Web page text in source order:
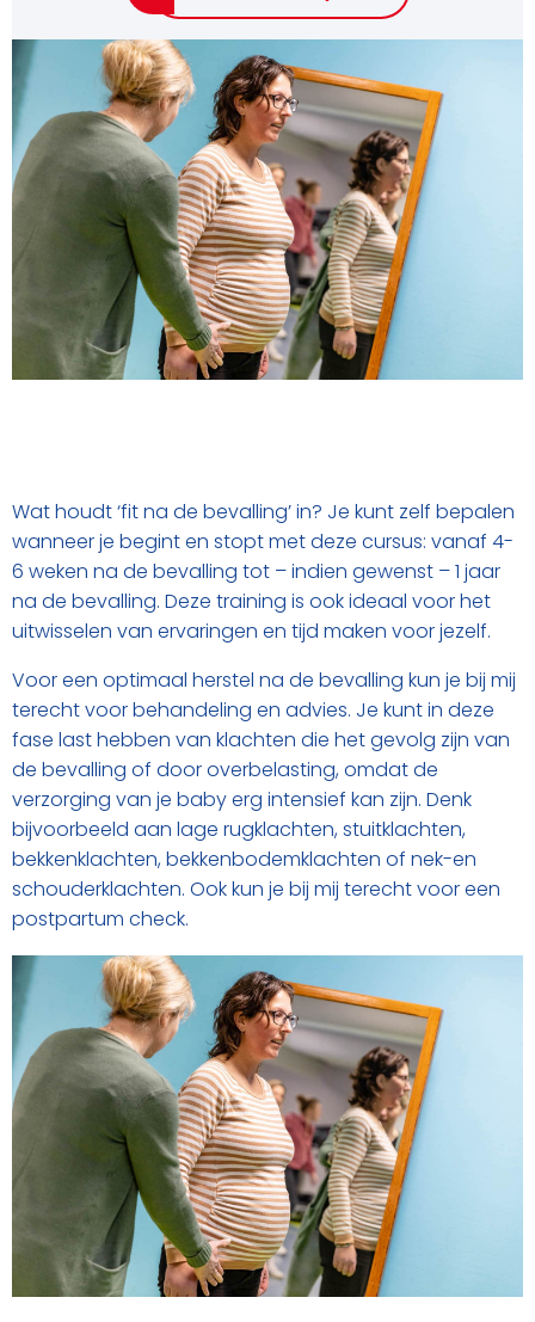
Wat houdt ‘fit na de bevalling’ in? Je kunt zelf bepalen
wanneer je begint en stopt met deze cursus: vanaf 4-
6 weken na de bevalling tot – indien gewenst – 1 jaar
na de bevalling. Deze training is ook ideaal voor het
uitwisselen van ervaringen en tijd maken voor jezelf.
Voor een optimaal herstel na de bevalling kun je bij mij
terecht voor behandeling en advies. Je kunt in deze
fase last hebben van klachten die het gevolg zijn van
de bevalling of door overbelasting, omdat de
verzorging van je baby erg intensief kan zijn. Denk
bijvoorbeeld aan lage rugklachten, stuitklachten,
bekkenklachten, bekkenbodemklachten of nek-en
schouderklachten. Ook kun je bij mij terecht voor een
postpartum check.